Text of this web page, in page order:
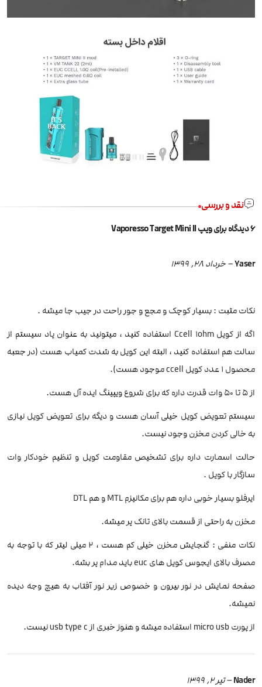
نقد و بررسی
6 دیدگاه برای ویپ Vaporesso Target Mini II
Yaser
–خرداد 28, 1399
نکات مثبت : بسیار کوچک و مجع و جور راحت در جیب جا میشه .
اگه از کویل Ccell 1ohm استفاده کنید ، میتونید به عنوان پاد سیستم از
سالت هم استفاده کنید ، البته این کویل به شدت کمیاب هست (در جعبه
محصول ۱ عدد کویل ccell موجود هست).
از ۵ تا ۵۰ وات قدرت داره که برای شروع ویپینگ ایده آل هست.
سیستم تعویض کویل خیلی آسان هست و دیگه برای تعویض کویل نیازی
به خالی کردن مخزن وجود نیست.
حالت اسمارت داره برای تشخیص مقاومت کویل و تنظیم خودکار وات
سازگار با کویل .
ایرفلو بسیار خوبی داره هم برای مکانیزم MTL و هم DTL
مخزن به راحتی از قسمت بالای تانک‌ پر‌ میشه.
نکات منفی : گنجایش مخزن خیلی کم هست ، 2 میلی لیتر که با توجه به
مصرف بالای ایجوس کویل های euc باید مدام پر بشه.
صفحه نمایش در نور بیرون و خصوص زیر نور آفتاب به هیچ وجه دیده
نمیشه.
از پورت micro usb استفاده میشه و‌ هنوز خبری از usb type c نیست.
Nader
–تیر 2, 1399